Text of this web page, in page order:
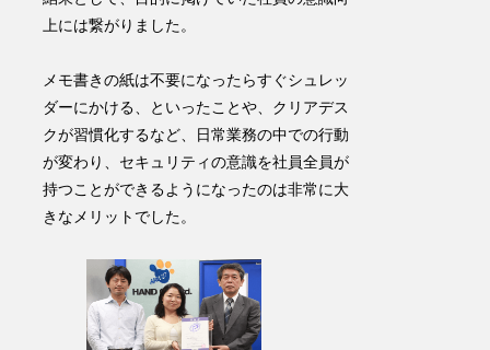
上には繋がりました。
メモ書きの紙は不要になったらすぐシュレッ
ダーにかける、といったことや、クリアデス
クが習慣化するなど、日常業務の中での行動
が変わり、セキュリティの意識を社員全員が
持つことができるようになったのは非常に大
きなメリットでした。​